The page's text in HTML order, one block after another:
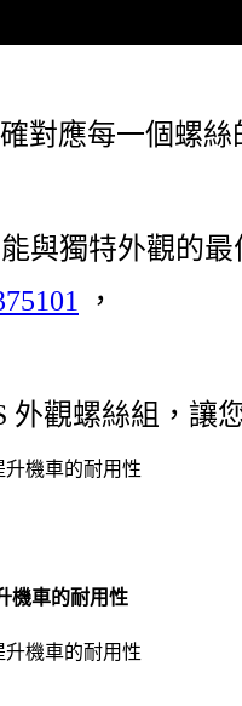
對應每一個螺絲
與獨特外觀的
，
觀螺絲組，讓
機車的耐用性